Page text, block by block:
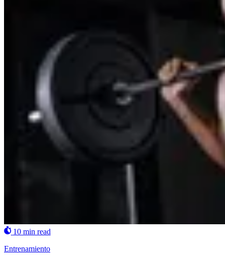
10 min read
Entrenamiento